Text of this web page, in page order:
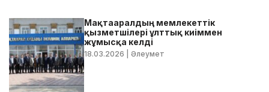
Мақтааралдың мемлекеттік
қызметшілері ұлттық киіммен
жұмысқа келді
18.03.2026 | Әлеумет